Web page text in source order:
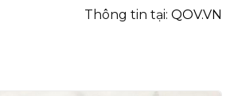
Thông tin tại: QOV.VN